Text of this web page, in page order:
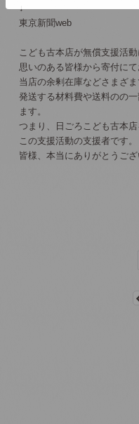
↓
東京新聞web
こども古本店が無償支援活
思いのある皆様から寄付に
当店の余剰在庫などさまざま
発送する材料費や送料のの
ます。
つまり、日ごろこども古本
この支援活動の支援者です。
皆様、本当にありがとうござ